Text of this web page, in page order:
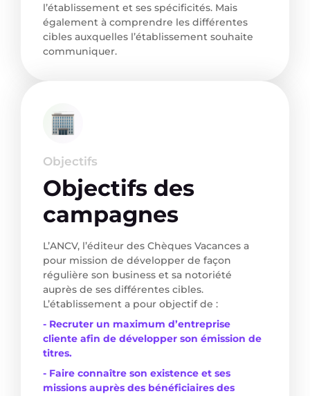
l’établissement et ses spécificités. Mais
également à comprendre les différentes
cibles auxquelles l’établissement souhaite
communiquer.
Objectifs
Objectifs des
campagnes
L’ANCV, l’éditeur des Chèques Vacances a
pour mission de développer de façon
régulière son business et sa notoriété
auprès de ses différentes cibles.
L’établissement a pour objectif de :
- Recruter un maximum d’entreprise
cliente afin de développer son émission de
titres.
- Faire connaître son existence et ses
missions auprès des bénéficiaires des